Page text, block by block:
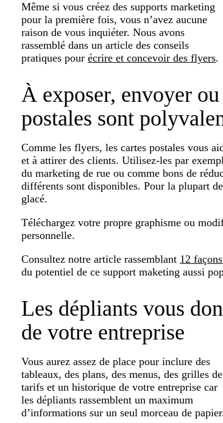
Même si vous créez des supports marketing
pour la première fois, vous n’avez aucune
raison de vous inquiéter. Nous avons
rassemblé dans un article des conseils
pratiques pour écrire et concevoir des flyers.
À exposer, envoyer
postales sont
Comme les flyers, les cartes postales vous
et à attirer des clients. Utilisez-les par
du marketing de rue ou comme bons de
différents sont disponibles. Pour la plupart
glacé.
Téléchargez votre propre graphisme ou
personnelle.
Consultez notre article rassemblant 12
du potentiel de ce support maketing aussi
Les dépliants vous
de votre entreprise
Vous aurez assez de place pour inclure des
tableaux, des plans, des menus, des grilles de
tarifs et un historique de votre entreprise car
les dépliants rassemblent un maximum
d’informations sur un seul morceau de